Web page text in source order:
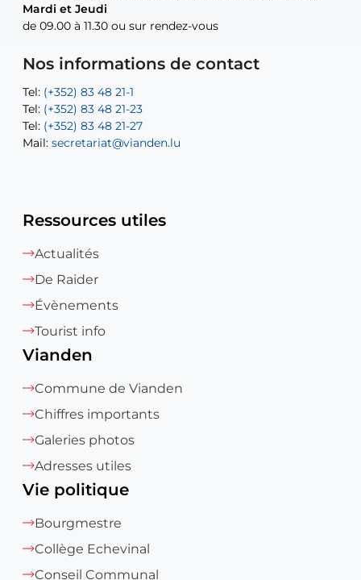
Mardi et Jeudi
de 09.00 à 11.30 ou sur rendez-vous
Nos informations de contact
Tel: (+352) 83 48 21-1
Tel: (+352) 83 48 21-23
Tel: (+352) 83 48 21-27
Mail: secretariat@vianden.lu
Mardi et Jeudi
de 09.00 à 11.30 ou sur rendez-vous
Tel: (+352) 83 48 21-20
Tel: (+352) 83 48 21-22
Mail:sofia.carvalho@vianden.lu
Mail: diane.storn@vianden.lu
Mail:recette@vianden.lu
Tel:(+352) 83 48 21-31
Tel:Permanence (Fuite d’eau) : 83 48 21 61
Ressources utiles
Actualités
De Raider
Évènements
Tourist info
Vianden
Commune de Vianden
Chiffres importants
Galeries photos
Adresses utiles
Vie politique
Bourgmestre
Collège Echevinal
Conseil Communal